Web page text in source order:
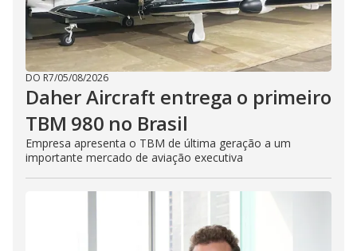
DO R7/05/08/2026
Daher Aircraft entrega o primeiro
TBM 980 no Brasil
Empresa apresenta o TBM de última geração a um
importante mercado de aviação executiva